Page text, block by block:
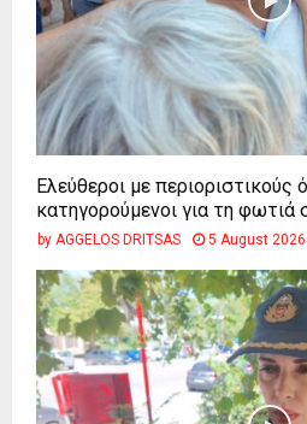
Ελεύθεροι με περιοριστικούς
κατηγορούμενοι για τη φωτιά
by AGGELOS DRITSAS 5 August 2026